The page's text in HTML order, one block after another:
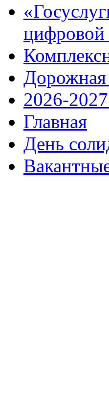
цифровой
Дорожная
2026-
Главная
День